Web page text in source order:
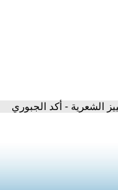
الشعرية - أكد الجبوري